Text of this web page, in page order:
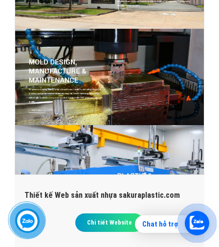
Thiết kế Web sản xuất nhựa sakuraplastic.com
Chi tiết Website Chat hỗ trợ